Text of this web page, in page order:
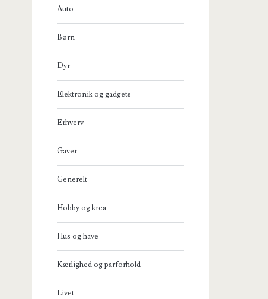
Auto
Børn
Dyr
Elektronik og gadgets
Erhverv
Gaver
Generelt
Hobby og krea
Hus og have
Kærlighed og parforhold
Livet